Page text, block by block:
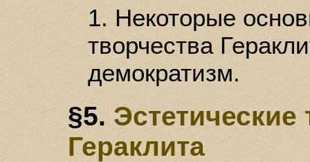
1. Некоторые
творчества
демократизм.
§5.Эстетические
Гераклита